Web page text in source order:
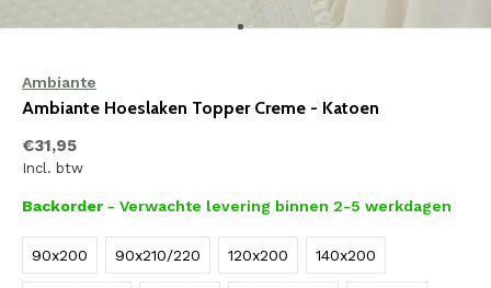
Ambiante
Ambiante Hoeslaken Topper Creme - Katoen
€31,95
Incl. btw
Backorder - Verwachte levering binnen 2-5 werkdagen
90x200 90x210/220 120x200 140x200